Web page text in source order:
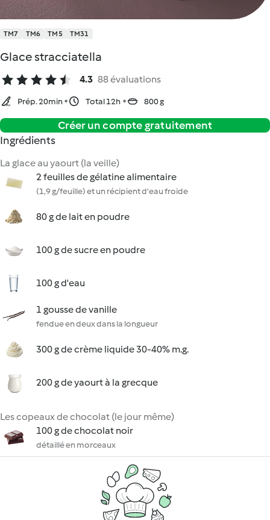
TM7 TM6 TM5 TM31
Glace stracciatella
4.3 88 évaluations
Prép. 20min Total 12h 800 g
Créer un compte gratuitement
Ingrédients
La glace au yaourt (la veille)
2 feuilles de gélatine alimentaire
(1,9 g/feuille) et un récipient d'eau froide
80 g de lait en poudre
100 g de sucre en poudre
100 g d'eau
1 gousse de vanille
fendue en deux dans la longueur
300 g de crème liquide 30-40% m.g.
200 g de yaourt à la grecque
Les copeaux de chocolat (le jour même)
100 g de chocolat noir
détaillé en morceaux